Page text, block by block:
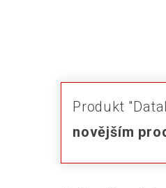
Produkt
novějším